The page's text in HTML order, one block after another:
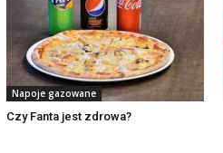
Napoje gazowane
Czy Fanta jest zdrowa?